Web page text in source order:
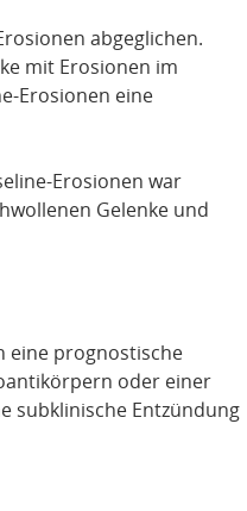
abgeglichen.
mit Erosionen im
Erosionen eine
Erosionen war
Gelenke und
eine prognostische
oder einer
subklinische Entzündung